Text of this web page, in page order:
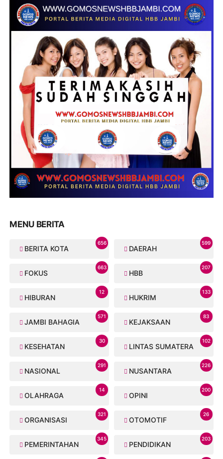
MENU BERITA
BERITA KOTA
656
DAERAH
599
FOKUS
663
HBB
207
HIBURAN
12
HUKRIM
133
JAMBI BAHAGIA
571
KEJAKSAAN
83
KESEHATAN
30
LINTAS SUMATERA
102
NASIONAL
291
NUSANTARA
226
OLAHRAGA
14
OPINI
200
ORGANISASI
321
OTOMOTIF
26
PEMERINTAHAN
345
PENDIDIKAN
203